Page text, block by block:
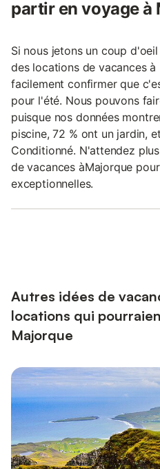
partir en voyage à
Si nous jetons un coup
des locations de vacances
facilement confirmer que
pour l'été. Nous pouvons
puisque nos données
piscine, 72 % ont un jardin,
Conditionné. N'attendez
de vacances àMajorque
exceptionnelles.
Autres idées de
locations qui
Majorque